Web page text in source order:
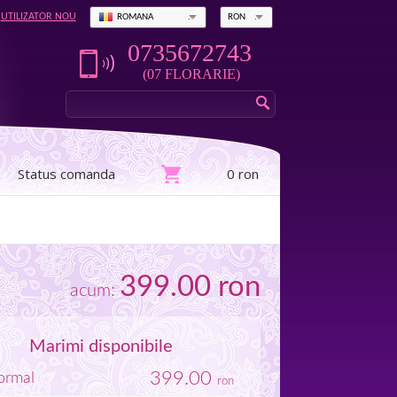
UTILIZATOR NOU ROMANA RON
0735672743
(07 FLORARIE)
0 ron
Status comanda
acum:399.00ron
Marimi disponibile
399.00 ron